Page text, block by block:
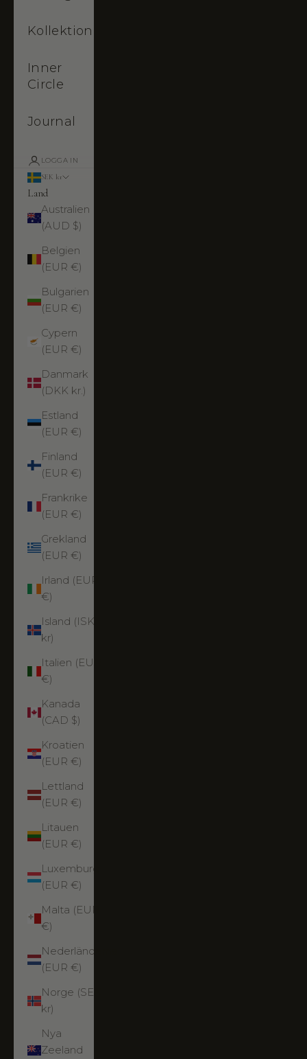
Kollektioner
Inner
Circle
Journal
LOGGA IN
SEK kr
Land
Australien
(AUD $)
Belgien
(EUR €)
Bulgarien
(EUR €)
Cypern
(EUR €)
Danmark
(DKK kr.)
Estland
(EUR €)
Finland
(EUR €)
Frankrike
(EUR €)
Grekland
(EUR €)
Irland (EUR
€)
Island (ISK
kr)
Italien (EUR
€)
Kanada
(CAD $)
Kroatien
(EUR €)
Lettland
(EUR €)
Litauen
(EUR €)
Luxemburg
(EUR €)
Malta (EUR
€)
Nederländerna
(EUR €)
Norge (SEK
kr)
Nya
Zeeland